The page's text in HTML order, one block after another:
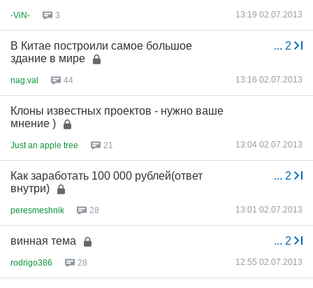
-ViN- 3 13:19 02.07.2013
... 2
В Китае построили самое большое
здание в мире
nag.val 44 13:16 02.07.2013
Клоны известных проектов - нужно ваше
мнение )
Just an apple tree 21 13:04 02.07.2013
... 2
Как заработать 100 000 рублей(ответ
внутри)
peresmeshnik 28 13:01 02.07.2013
... 2
винная тема
rodrigo386 28 12:55 02.07.2013